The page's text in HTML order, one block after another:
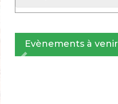
Evènements à venir